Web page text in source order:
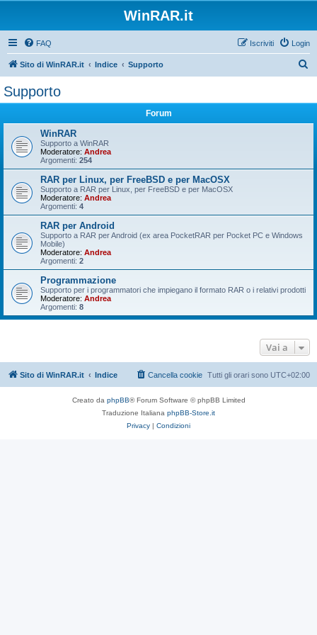
WinRAR.it
FAQ Login
Iscriviti
Sito di WinRAR.it Indice Supporto
Supporto
Forum
WinRAR
Supporto a WinRAR
Moderatore: Andrea
Argomenti: 254
RAR per Linux, per FreeBSD e per MacOSX
Supporto a RAR per Linux, per FreeBSD e per MacOSX
Moderatore: Andrea
Argomenti: 4
RAR per Android
Supporto a RAR per Android (ex area PocketRAR per Pocket PC e Windows
Mobile)
Moderatore: Andrea
Argomenti: 2
Programmazione
Supporto per i programmatori che impiegano il formato RAR o i relativi prodotti
Moderatore: Andrea
Argomenti: 8
Vai a
Sito di WinRAR.it Indice Tutti gli orari sono UTC+02:00
Cancella cookie
Creato da phpBB® Forum Software © phpBB Limited
Traduzione Italiana phpBB-Store.it
Privacy | Condizioni